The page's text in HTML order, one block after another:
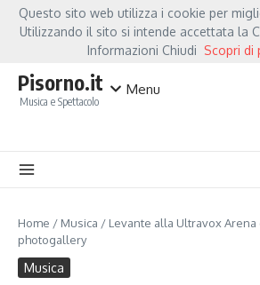
Salta al contenuto
Hot NewsFiorella Mannoia, a Capannori nasce
Pisorno.it
Musica e Spettacolo
Menu
Home / Musica / Levante alla Ultravox
photogallery
Musica
Questo sito web utilizza i cookie per
Utilizzando il sito si intende accettata la
Informazioni Chiudi Scopri di